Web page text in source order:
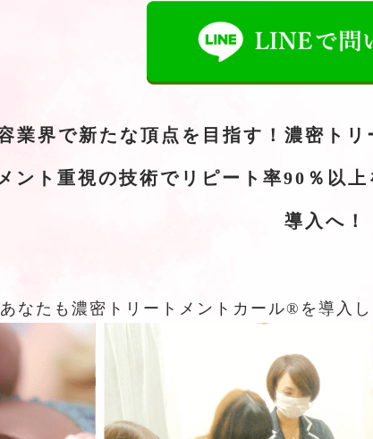
業界で新たな頂点を目指す！濃密トリ
ント重視の技術でリピート率90％以
導入へ！
あなたも濃密トリートメントカール®️を導入